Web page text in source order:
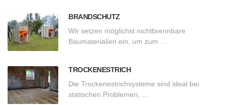
BRANDSCHUTZ
Wir setzen möglichst nichtbrennbare
Baumaterialien ein, um zum …
TROCKENESTRICH
Die Trockenestrichsysteme sind ideal bei
statischen Problemen, …